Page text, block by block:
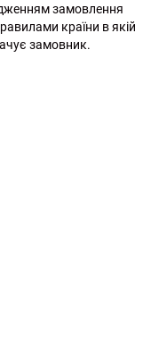
замовлення
країни в якій
замовник.